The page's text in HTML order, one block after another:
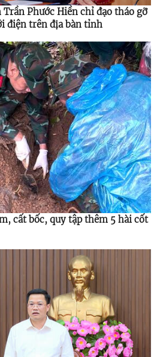
Phước Hiền chỉ đạo tháo gỡ
điện trên địa bàn tỉnh
cất bốc, quy tập thêm 5 hài cốt